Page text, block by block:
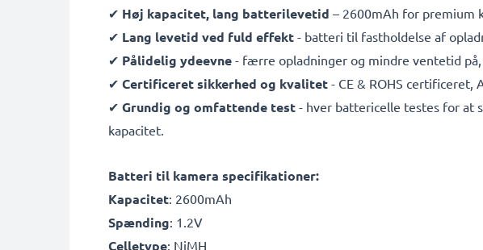
✔ Høj kapacitet, lang batterilevetid – 2600mAh for premium
✔ Lang levetid ved fuld effekt - batteri til fastholdelse af
✔ Pålidelig ydeevne - færre opladninger og mindre ventetid
✔ Certificeret sikkerhed og kvalitet - CE & ROHS
✔ Grundig og omfattende test - hver battericelle testes for at
kapacitet.
Batteri til kamera specifikationer:
Kapacitet: 2600mAh
Spænding: 1.2V
Celletype: NiMH